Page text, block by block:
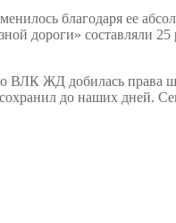
благодаря ее
дороги» составляли
ВЛК ЖД добилась права
до наших дней.